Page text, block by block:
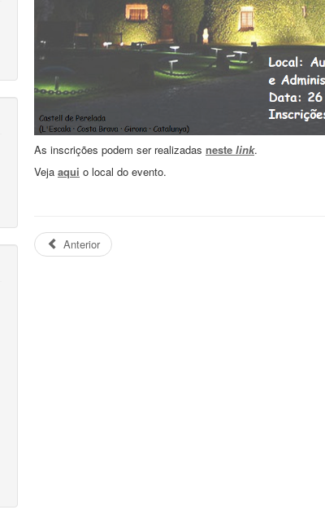
As inscrições podem ser realizadas neste link.
Veja aqui o local do evento.
Anterior